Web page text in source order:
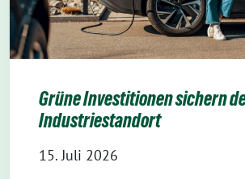
Grüne Investitionen sichern
Industriestandort
15. Juli 2026